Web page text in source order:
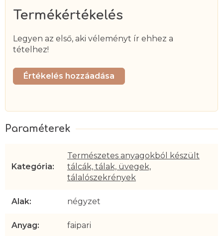
Termékértékelés
Legyen az első, aki véleményt ír ehhez a
tételhez!
Értékelés hozzáadása
Kategória:
Természetes anyagokból készült
tálcák, tálak, üvegek,
tálalószekrények
Alak: négyzet
Anyag: faipari